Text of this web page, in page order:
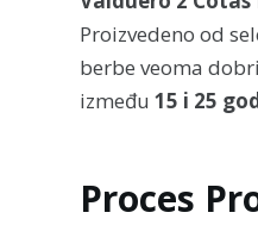
Proizvedeno od
berbe veoma
između15 i 25
Proces